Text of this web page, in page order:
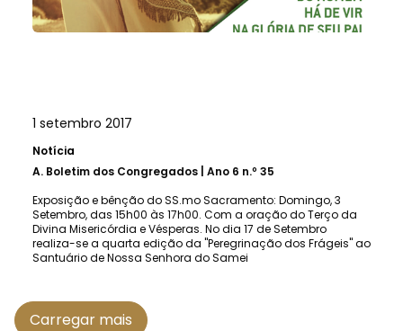
1 setembro 2017
Notícia
A. Boletim dos Congregados | Ano 6 n.º 35
Exposição e bênção do SS.mo Sacramento: Domingo, 3
Setembro, das 15h00 às 17h00. Com a oração do Terço da
Divina Misericórdia e Vésperas. No dia 17 de Setembro
realiza-se a quarta edição da "Peregrinação dos Frágeis" ao
Santuário de Nossa Senhora do Samei
Carregar mais